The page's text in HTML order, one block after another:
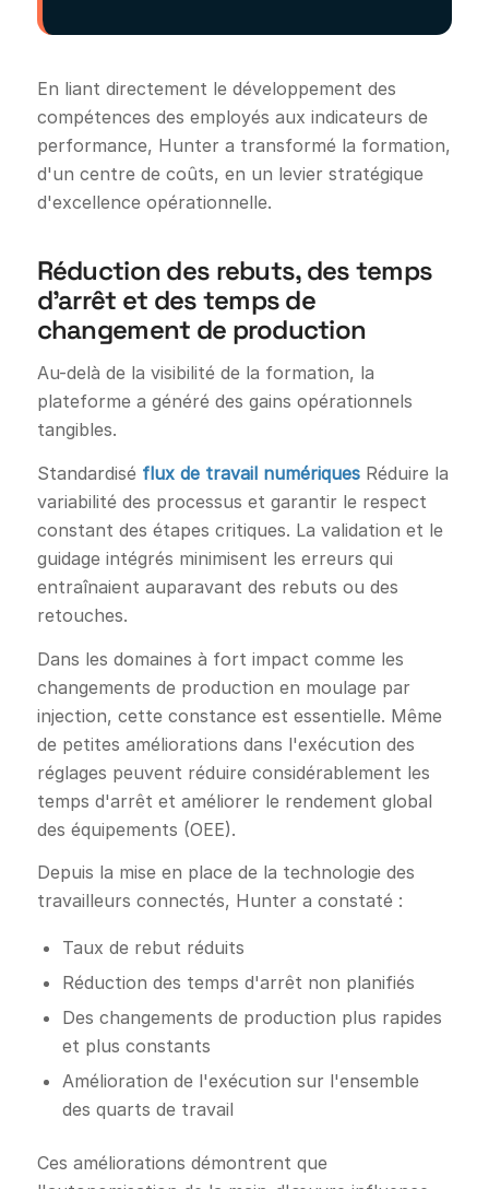
En liant directement le développement des
compétences des employés aux indicateurs de
performance, Hunter a transformé la formation,
d'un centre de coûts, en un levier stratégique
d'excellence opérationnelle.
Réduction des rebuts, des temps
d'arrêt et des temps de
changement de production
Au-delà de la visibilité de la formation, la
plateforme a généré des gains opérationnels
tangibles.
Standardisé flux de travail numériquesRéduire la
variabilité des processus et garantir le respect
constant des étapes critiques. La validation et le
guidage intégrés minimisent les erreurs qui
entraînaient auparavant des rebuts ou des
retouches.
Dans les domaines à fort impact comme les
changements de production en moulage par
injection, cette constance est essentielle. Même
de petites améliorations dans l'exécution des
réglages peuvent réduire considérablement les
temps d'arrêt et améliorer le rendement global
des équipements (OEE).
Depuis la mise en place de la technologie des
travailleurs connectés, Hunter a constaté :
Taux de rebut réduits
Réduction des temps d'arrêt non planifiés
Des changements de production plus rapides
et plus constants
Amélioration de l'exécution sur l'ensemble
des quarts de travail
Ces améliorations démontrent que